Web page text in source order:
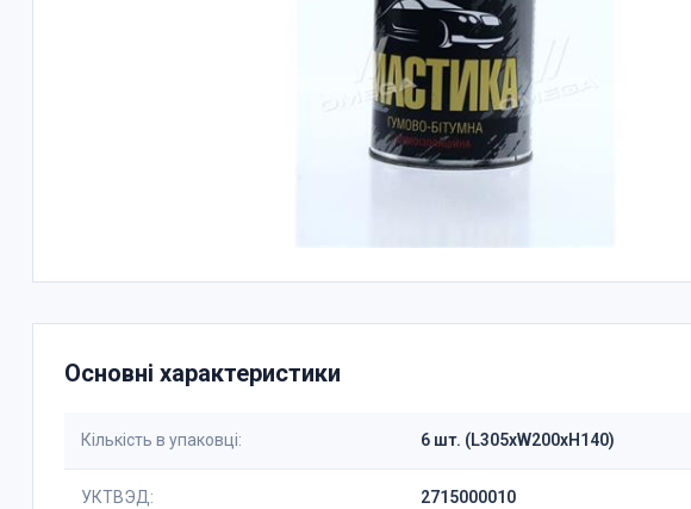
Основні характеристики
Кількість в упаковці: 6 шт. (L305xW200xH140)
УКТВЭД: 2715000010